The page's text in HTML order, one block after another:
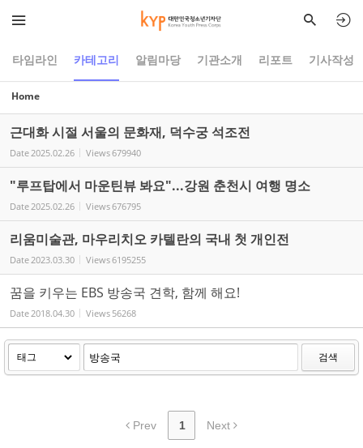
타임라인 카테고리 알림마당 기관소개 리포트 기사작성
Home
근대화 시절 서울의 문화재, 덕수궁 석조전
Date2025.02.26 Views679940
"루프탑에서 마운틴뷰 봐요"...강원 춘천시 여행 명소
Date2025.02.26 Views676795
리움미술관, 마우리치오 카텔란의 국내 첫 개인전
Date2023.03.30 Views6195255
꿈을 키우는 EBS 방송국 견학, 함께 해요!
Date2018.04.30 Views 56268
검색
Prev 1 Next
Sketchbook5, 스케치북5